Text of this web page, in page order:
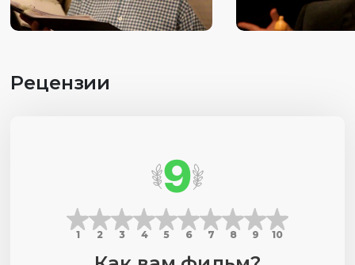
Рецензии
9
1 2 3 4 5 6 7 8 9 10